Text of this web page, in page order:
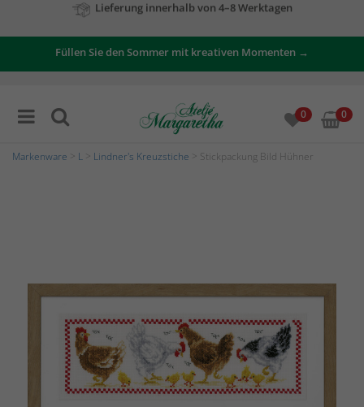
Füllen Sie den Sommer mit kreativen Momenten →
0 0
Markenware L Lindner's Kreuzstiche > Stickpackung Bild Hühner